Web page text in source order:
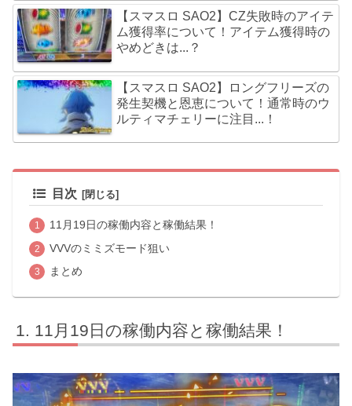
【スマスロ SAO2】CZ失敗時のアイテ
ム獲得率について！アイテム獲得時の
やめどきは...？
【スマスロ SAO2】ロングフリーズの
発生契機と恩恵について！通常時のウ
ルティマチェリーに注目...！
目次
11月19日の稼働内容と稼働結果！
VVVのミミズモード狙い
まとめ
11月19日の稼働内容と稼働結果！